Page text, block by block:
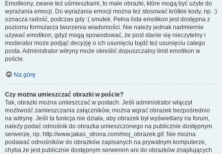
Emotikony, zwane też uśmieszkami, to małe obrazki, które mogą być użyte do
wyrażania emocji. Do wyrażania emocji można też stosować krótkie kody, np. :)
oznacza radość, podczas gdy :( smutek. Pełna lista emotikon jest dostępna z
poziomu formularza tworzenia wiadomości. Nie należy jednak nadmiernie
używać emotikon, gdyż mogą spowodować, że post stanie się nieczytelny i
moderator może podjąć decyzję o ich usunięciu bądź też usunięciu całego
posta. Administrator witryny może określić dopuszczalny limit emotikon w
poście.
Na górę
Czy można umieszczać obrazki w poście?
Tak, obrazki można umieszczać w postach. Jeśli administrator włączył
możliwość zamieszczania załączników, można wgrać obrazek bezpośrednio
na witrynę. Jeśli ta funkcja nie działa, aby obrazek był wyświetlany na forum,
należy podać odnośnik do obrazka umieszczonego na publicznie dostępnym
serwerze, np. http://www.jakas_strona.com/moj_obrazek.gif. Nie można
podawać odnośników do obrazków zapisanych na prywatnym komputerze,
chyba że jest publicznie dostępnym serwerem ani do obrazków znajdujących